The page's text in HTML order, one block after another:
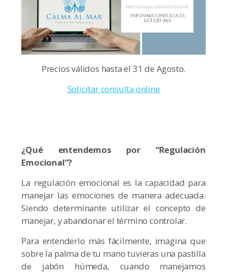
Precios válidos hasta el 31 de Agosto.
Solicitar consulta online
¿Qué entendemos por “Regulación
Emocional”?
La regulación emocional es la capacidad para
manejar las emociones de manera adecuada.
Siendo determinante utilizar el concepto de
manejar, y abandonar el término controlar.
Para entenderlo más fácilmente, imagina que
sobre la palma de tu mano tuvieras una pastilla
de jabón húmeda, cuando manejamos